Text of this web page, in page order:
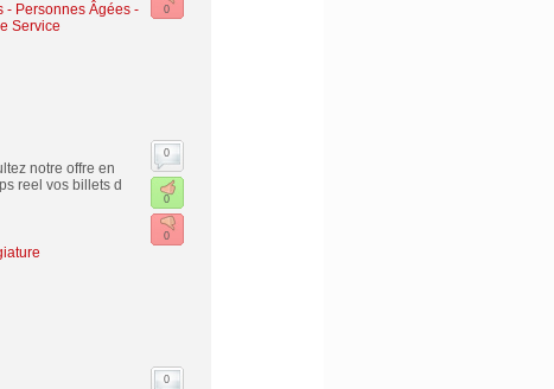
- Personnes Âgées -
Service
0
notre offre en
reel vos billets d
0
0
0
0